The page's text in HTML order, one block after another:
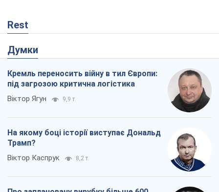
Rest
Думки
Кремль переносить війну в тил Європи:
під загрозою критична логістика
Віктор Ягун 9,9 т.
На якому боці історії виступає Дональд
Трамп?
Віктор Каспрук 8,2 т.